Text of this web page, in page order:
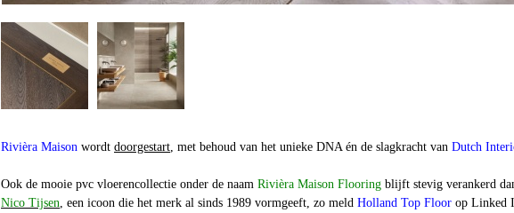
Rivièra Maison wordt doorgestart, met behoud van het unieke DNA én de slagkracht van Dutch
Ook de mooie pvc vloerencollectie onder de naam Rivièra Maison Flooring blijft stevig verankerd
Nico Tijsen, een icoon die het merk al sinds 1989 vormgeeft, zo meld Holland Top Floor op Linked